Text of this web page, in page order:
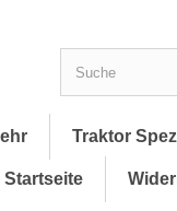
Traktor
Startseite